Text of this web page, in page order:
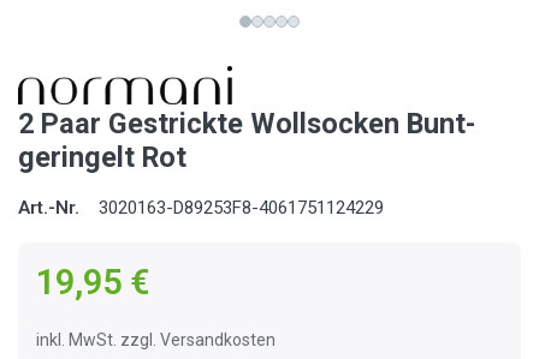
2 Paar Gestrickte Wollsocken Bunt-
geringelt Rot
Art.-Nr. 3020163-D89253F8-4061751124229
19,95 €
inkl. MwSt. zzgl. Versandkosten